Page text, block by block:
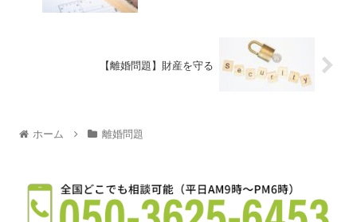
【離婚問題】財産を守る
ホーム 離婚問題